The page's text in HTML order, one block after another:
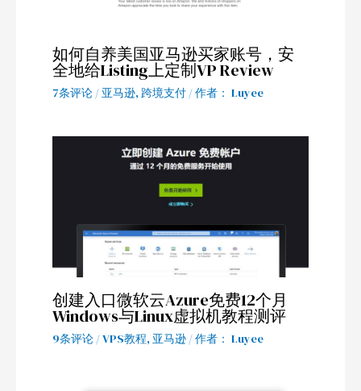
如何自养美国亚马逊买家账号，安
全地给Listing上定制VP Review
7条评论 / 亚马逊,跨境支付 / 作者： Luyee
创建入口微软云Azure免费12个月
Windows与Linux虚拟机教程测评
9条评论 /VPS教程,亚马逊 / 作者： Luyee